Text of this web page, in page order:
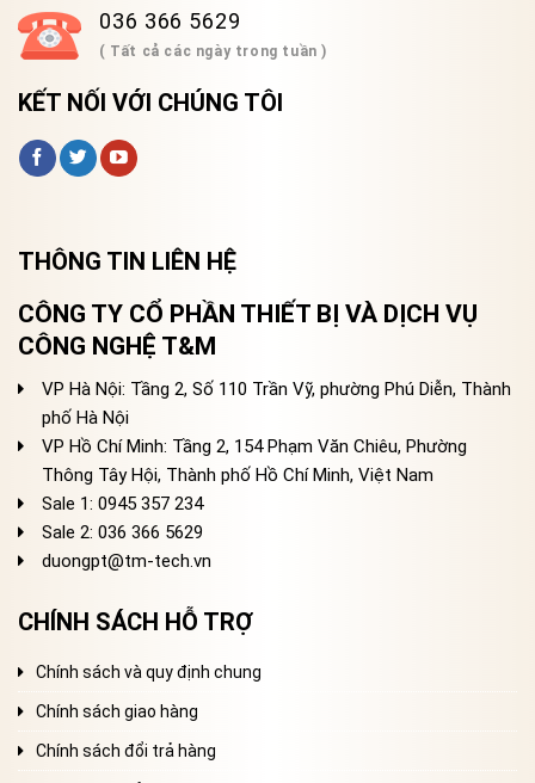
036 366 5629
( Tất cả các ngày trong tuần )
KẾT NỐI VỚI CHÚNG TÔI
THÔNG TIN LIÊN HỆ
CÔNG TY CỔ PHẦN THIẾT BỊ VÀ DỊCH VỤ
CÔNG NGHỆ T&M
VP Hà Nội: Tầng 2, Số 110 Trần Vỹ, phường Phú Diễn, Thành
phố Hà Nội
VP Hồ Chí Minh: Tầng 2, 154 Phạm Văn Chiêu, Phường
Thông Tây Hội, Thành phố Hồ Chí Minh, Việt Nam
Sale 1: 0945 357 234
Sale 2: 036 366 5629
duongpt@tm-tech.vn
CHÍNH SÁCH HỖ TRỢ
Chính sách và quy định chung
Chính sách giao hàng
Chính sách đổi trả hàng